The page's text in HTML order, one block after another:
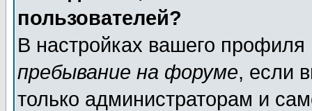
пользователей?
В настройках вашего
пребывание на форуме, если
только администраторам и